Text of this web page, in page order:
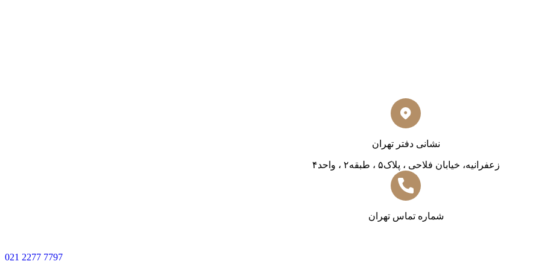
نشانی دفتر تهران
زعفرانیه، خیابان فلاحی ، پلاک۵ ، طبقه۲ ، واحد۴
شماره تماس تهران
021 2277 7797